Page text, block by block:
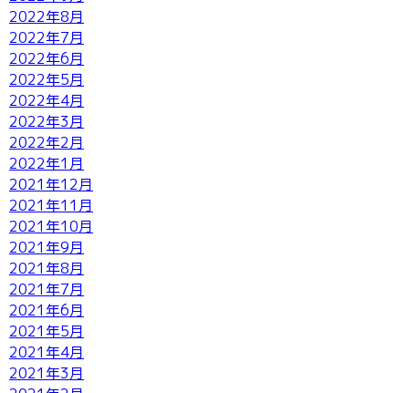
2022年8月
2022年7月
2022年6月
2022年5月
2022年4月
2022年3月
2022年2月
2022年1月
2021年12月
2021年11月
2021年10月
2021年9月
2021年8月
2021年7月
2021年6月
2021年5月
2021年4月
2021年3月